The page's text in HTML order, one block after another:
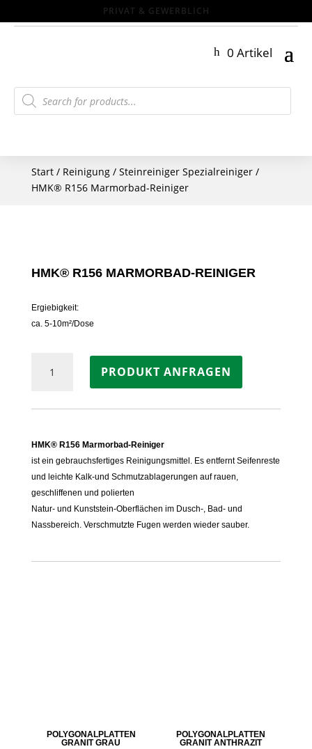
0 Artikel
Products
search
Start/ Reinigung/ Steinreiniger Spezialreiniger/
HMK® R156 Marmorbad-Reiniger
HMK® R156 MARMORBAD-REINIGER
Ergiebigkeit:
ca. 5-10m²/Dose
R156
Reiniger
PRODUKT ANFRAGEN
HMK® R156 Marmorbad-Reiniger
ist ein gebrauchsfertiges Reinigungsmittel. Es entfernt Seifenreste
und leichte Kalk-und Schmutzablagerungen auf rauen,
geschliffenen und polierten
Natur- und Kunststein-Oberflächen im Dusch-, Bad- und
Nassbereich. Verschmutzte Fugen werden wieder sauber.
POLYGONALPLATTEN
GRANIT GRAU
POLYGONALPLATTEN
GRANIT ANTHRAZIT